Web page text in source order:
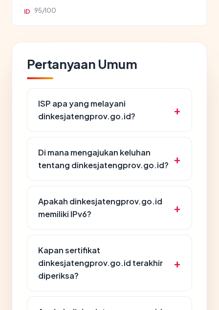
ID 95/100
Pertanyaan Umum
ISP apa yang melayani
dinkesjatengprov.go.id?
Di mana mengajukan keluhan
tentang dinkesjatengprov.go.id?
Apakah dinkesjatengprov.go.id
memiliki IPv6?
Kapan sertifikat
dinkesjatengprov.go.id terakhir
diperiksa?